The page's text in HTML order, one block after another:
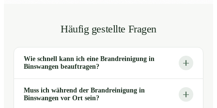
Häufig gestellte Fragen
Wie schnell kann ich eine Brandreinigung in
Binswangen beauftragen?
Muss ich während der Brandreinigung in
Binswangen vor Ort sein?